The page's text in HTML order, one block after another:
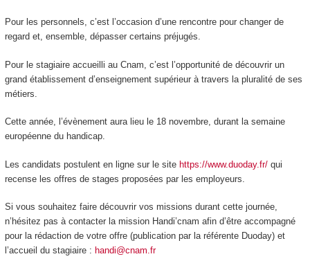
Pour les personnels, c’est l’occasion d’une rencontre pour changer de
regard et, ensemble, dépasser certains préjugés.
Pour le stagiaire accueilli au Cnam, c’est l’opportunité de découvrir un
grand établissement d’enseignement supérieur à travers la pluralité de ses
métiers.
Cette année, l’évènement aura lieu le 18 novembre, durant la semaine
européenne du handicap.
Les candidats postulent en ligne sur le site https://www.duoday.fr/qui
recense les offres de stages proposées par les employeurs.
Si vous souhaitez faire découvrir vos missions durant cette journée,
n’hésitez pas à contacter la mission Handi’cnam afin d’être accompagné
pour la rédaction de votre offre (publication par la référente Duoday) et
l’accueil du stagiaire : handi@cnam.fr